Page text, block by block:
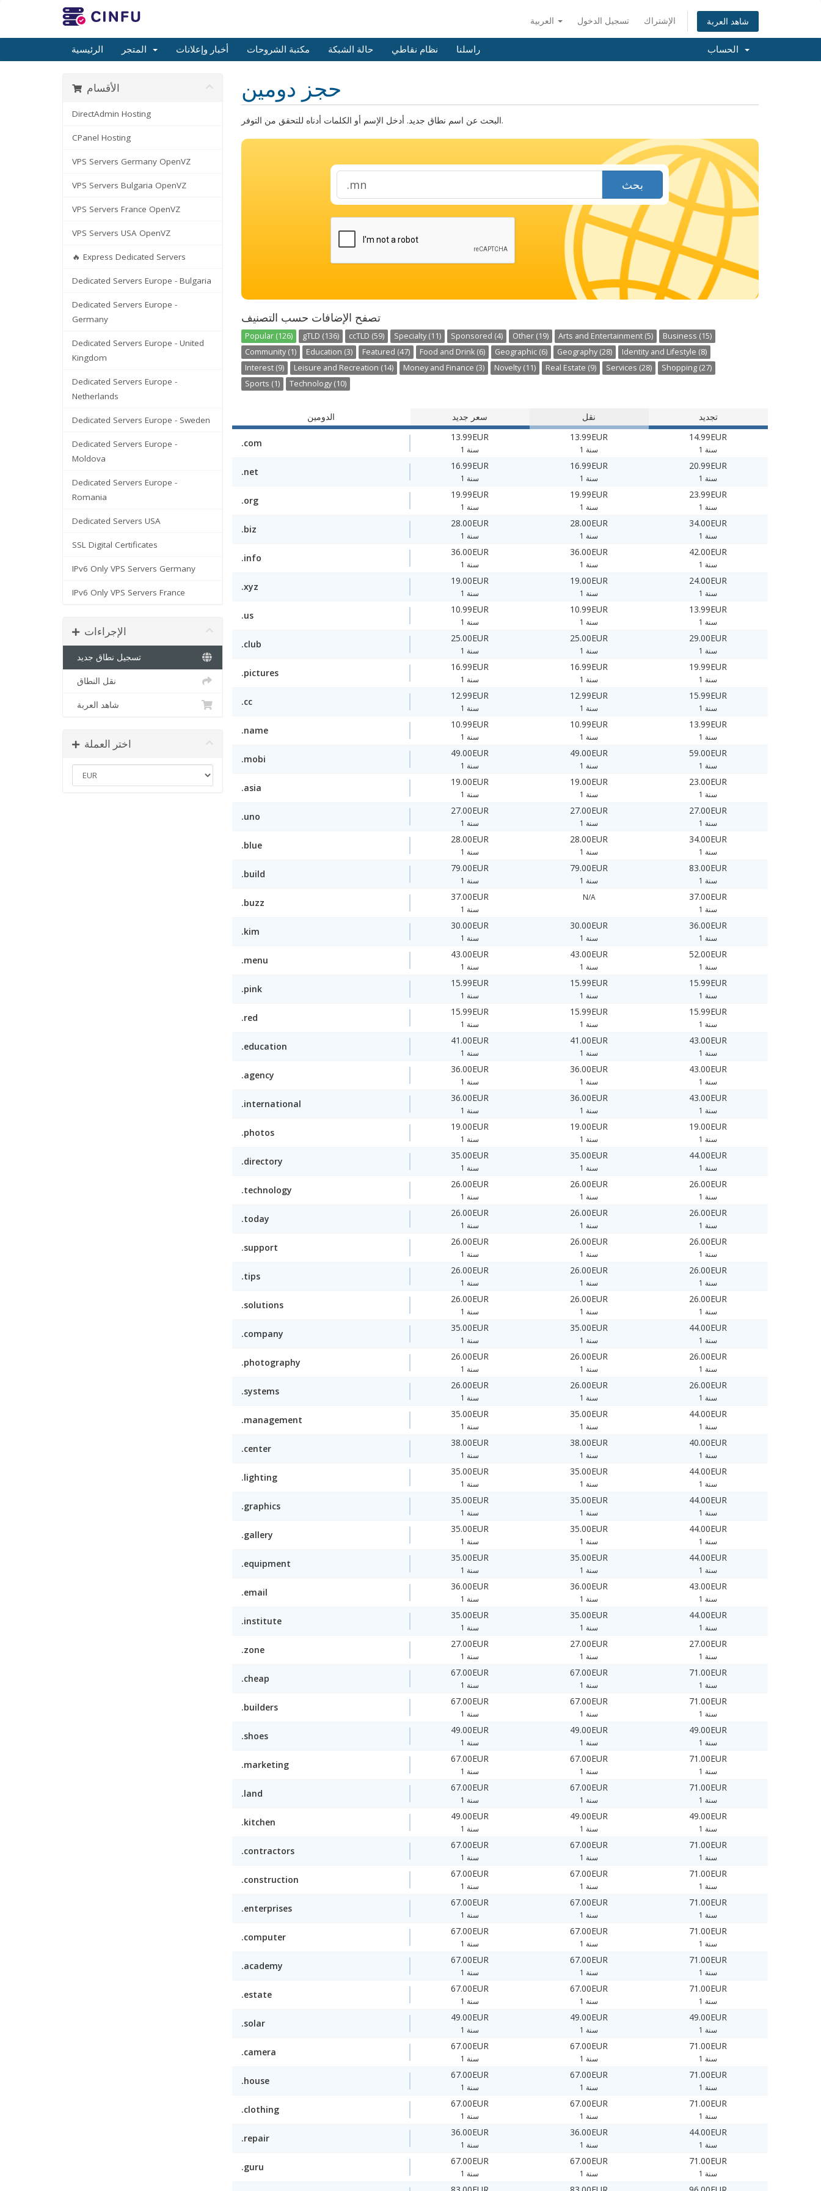
تسجيل الدخول الإشتراك شاهد العربة
الرئيسية أخبار وإعلانات مكتبة الشروحات حالة الشبكة نظام نقاطي راسلنا
حجز دومين الأقسام
DirectAdmin Hosting
CPanel Hosting
VPS Servers Germany OpenVZ
VPS Servers Bulgaria OpenVZ
VPS Servers France OpenVZ
VPS Servers USA OpenVZ
🔥 Express Dedicated Servers
Dedicated Servers Europe - Bulgaria
Dedicated Servers Europe -
Germany
Dedicated Servers Europe - United
Kingdom
Dedicated Servers Europe -
Netherlands
Dedicated Servers Europe - Sweden
Dedicated Servers Europe -
Moldova
Dedicated Servers Europe -
Romania
Dedicated Servers USA
SSL Digital Certificates
IPv6 Only VPS Servers Germany
IPv6 Only VPS Servers France
الإجراءات
تسجيل نطاق جديد
نقل النطاق
شاهد العربة
اختر العملة
البحث عن اسم نطاق جديد. أدخل الإسم أو الكلمات أدناه للتحقق من التوفر.
بحث
تصفح الإضافات حسب التصنيف
Popular (126) gTLD (136) ccTLD (59) Specialty (11) Sponsored (4) Other (19) Arts and Entertainment (5)
Business (15)
Community (1)
Education (3) Featured (47) Food and Drink (6) Geographic (6) Geography (28)
Identity and Lifestyle (8)
Interest (9)
Leisure and Recreation (14) Money and Finance (3) Novelty (11) Real Estate (9) Services (28)
Shopping (27)
Sports (1)
Technology (10)
الدومين سعر جديد نقل تجديد
.com
13.99EUR
1 سنة
13.99EUR
1 سنة
14.99EUR
1 سنة
.net
16.99EUR
1 سنة
16.99EUR
1 سنة
20.99EUR
1 سنة
.org
19.99EUR
1 سنة
19.99EUR
1 سنة
23.99EUR
1 سنة
.biz
28.00EUR
1 سنة
28.00EUR
1 سنة
34.00EUR
1 سنة
.info
36.00EUR
1 سنة
36.00EUR
1 سنة
42.00EUR
1 سنة
.xyz
19.00EUR
1 سنة
19.00EUR
1 سنة
24.00EUR
1 سنة
.us
10.99EUR
1 سنة
10.99EUR
1 سنة
13.99EUR
1 سنة
.club
25.00EUR
1 سنة
25.00EUR
1 سنة
29.00EUR
1 سنة
.pictures
16.99EUR
1 سنة
16.99EUR
1 سنة
19.99EUR
1 سنة
.cc
12.99EUR
1 سنة
12.99EUR
1 سنة
15.99EUR
1 سنة
.name
10.99EUR
1 سنة
10.99EUR
1 سنة
13.99EUR
1 سنة
.mobi
49.00EUR
1 سنة
49.00EUR
1 سنة
59.00EUR
1 سنة
.asia
19.00EUR
1 سنة
19.00EUR
1 سنة
23.00EUR
1 سنة
.uno
27.00EUR
1 سنة
27.00EUR
1 سنة
27.00EUR
1 سنة
.blue
28.00EUR
1 سنة
28.00EUR
1 سنة
34.00EUR
1 سنة
.build
79.00EUR
1 سنة
79.00EUR
1 سنة
83.00EUR
1 سنة
.buzz
37.00EUR
1 سنة
N/A 37.00EUR
1 سنة
.kim
30.00EUR
1 سنة
30.00EUR
1 سنة
36.00EUR
1 سنة
.menu
43.00EUR
1 سنة
43.00EUR
1 سنة
52.00EUR
1 سنة
.pink
15.99EUR
1 سنة
15.99EUR
1 سنة
15.99EUR
1 سنة
.red
15.99EUR
1 سنة
15.99EUR
1 سنة
15.99EUR
1 سنة
.education
41.00EUR
1 سنة
41.00EUR
1 سنة
43.00EUR
1 سنة
.agency
36.00EUR
1 سنة
36.00EUR
1 سنة
43.00EUR
1 سنة
.international
36.00EUR
1 سنة
36.00EUR
1 سنة
43.00EUR
1 سنة
.photos
19.00EUR
1 سنة
19.00EUR
1 سنة
19.00EUR
1 سنة
.directory
35.00EUR
1 سنة
35.00EUR
1 سنة
44.00EUR
1 سنة
.technology
26.00EUR
1 سنة
26.00EUR
1 سنة
26.00EUR
1 سنة
.today
26.00EUR
1 سنة
26.00EUR
1 سنة
26.00EUR
1 سنة
.support
26.00EUR
1 سنة
26.00EUR
1 سنة
26.00EUR
1 سنة
.tips
26.00EUR
1 سنة
26.00EUR
1 سنة
26.00EUR
1 سنة
.solutions
26.00EUR
1 سنة
26.00EUR
1 سنة
26.00EUR
1 سنة
.company
35.00EUR
1 سنة
35.00EUR
1 سنة
44.00EUR
1 سنة
.photography
26.00EUR
1 سنة
26.00EUR
1 سنة
26.00EUR
1 سنة
.systems
26.00EUR
1 سنة
26.00EUR
1 سنة
26.00EUR
1 سنة
.management
35.00EUR
1 سنة
35.00EUR
1 سنة
44.00EUR
1 سنة
.center
38.00EUR
1 سنة
38.00EUR
1 سنة
40.00EUR
1 سنة
.lighting
35.00EUR
1 سنة
35.00EUR
1 سنة
44.00EUR
1 سنة
.graphics
35.00EUR
1 سنة
35.00EUR
1 سنة
44.00EUR
1 سنة
.gallery
35.00EUR
1 سنة
35.00EUR
1 سنة
44.00EUR
1 سنة
.equipment
35.00EUR
1 سنة
35.00EUR
1 سنة
44.00EUR
1 سنة
.email
36.00EUR
1 سنة
36.00EUR
1 سنة
43.00EUR
1 سنة
.institute
35.00EUR
1 سنة
35.00EUR
1 سنة
44.00EUR
1 سنة
.zone
27.00EUR
1 سنة
27.00EUR
1 سنة
27.00EUR
1 سنة
.cheap
67.00EUR
1 سنة
67.00EUR
1 سنة
71.00EUR
1 سنة
.builders
67.00EUR
1 سنة
67.00EUR
1 سنة
71.00EUR
1 سنة
.shoes
49.00EUR
1 سنة
49.00EUR
1 سنة
49.00EUR
1 سنة
.marketing
67.00EUR
1 سنة
67.00EUR
1 سنة
71.00EUR
1 سنة
.land
67.00EUR
1 سنة
67.00EUR
1 سنة
71.00EUR
1 سنة
.kitchen
49.00EUR
1 سنة
49.00EUR
1 سنة
49.00EUR
1 سنة
.contractors
67.00EUR
1 سنة
67.00EUR
1 سنة
71.00EUR
1 سنة
.construction
67.00EUR
1 سنة
67.00EUR
1 سنة
71.00EUR
1 سنة
.enterprises
67.00EUR
1 سنة
67.00EUR
1 سنة
71.00EUR
1 سنة
.computer
67.00EUR
1 سنة
67.00EUR
1 سنة
71.00EUR
1 سنة
.academy
67.00EUR
1 سنة
67.00EUR
1 سنة
71.00EUR
1 سنة
.estate
67.00EUR
1 سنة
67.00EUR
1 سنة
71.00EUR
1 سنة
.solar
49.00EUR
1 سنة
49.00EUR
1 سنة
49.00EUR
1 سنة
.camera
67.00EUR
1 سنة
67.00EUR
1 سنة
71.00EUR
1 سنة
.house
67.00EUR
1 سنة
67.00EUR
1 سنة
71.00EUR
1 سنة
.clothing
67.00EUR
1 سنة
67.00EUR
1 سنة
71.00EUR
1 سنة
.repair
36.00EUR
1 سنة
36.00EUR
1 سنة
44.00EUR
1 سنة
.guru
67.00EUR
1 سنة
67.00EUR
1 سنة
71.00EUR
1 سنة